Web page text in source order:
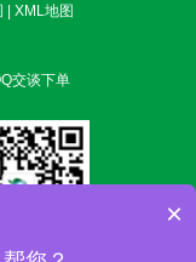
| XML地图
交谈下单
×